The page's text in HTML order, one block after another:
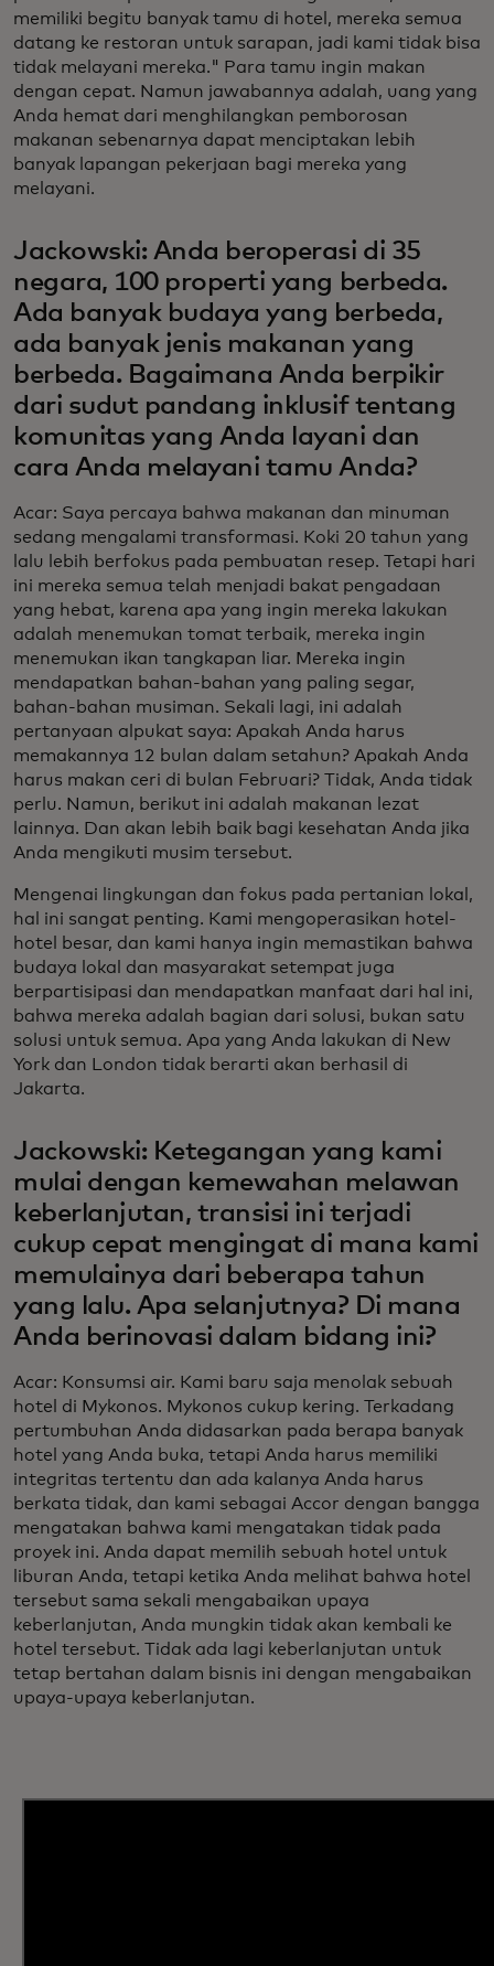
memiliki begitu banyak tamu di hotel, mereka semua
datang ke restoran untuk sarapan, jadi kami tidak bisa
tidak melayani mereka." Para tamu ingin makan
dengan cepat. Namun jawabannya adalah, uang yang
Anda hemat dari menghilangkan pemborosan
makanan sebenarnya dapat menciptakan lebih
banyak lapangan pekerjaan bagi mereka yang
melayani.
Jackowski: Anda beroperasi di 35
negara, 100 properti yang berbeda.
Ada banyak budaya yang berbeda,
ada banyak jenis makanan yang
berbeda. Bagaimana Anda berpikir
dari sudut pandang inklusif tentang
komunitas yang Anda layani dan
cara Anda melayani tamu Anda?
Acar: Saya percaya bahwa makanan dan minuman
sedang mengalami transformasi. Koki 20 tahun yang
lalu lebih berfokus pada pembuatan resep. Tetapi hari
ini mereka semua telah menjadi bakat pengadaan
yang hebat, karena apa yang ingin mereka lakukan
adalah menemukan tomat terbaik, mereka ingin
menemukan ikan tangkapan liar. Mereka ingin
mendapatkan bahan-bahan yang paling segar,
bahan-bahan musiman. Sekali lagi, ini adalah
pertanyaan alpukat saya: Apakah Anda harus
memakannya 12 bulan dalam setahun? Apakah Anda
harus makan ceri di bulan Februari? Tidak, Anda tidak
perlu. Namun, berikut ini adalah makanan lezat
lainnya. Dan akan lebih baik bagi kesehatan Anda jika
Anda mengikuti musim tersebut.
Mengenai lingkungan dan fokus pada pertanian lokal,
hal ini sangat penting. Kami mengoperasikan hotel-
hotel besar, dan kami hanya ingin memastikan bahwa
budaya lokal dan masyarakat setempat juga
berpartisipasi dan mendapatkan manfaat dari hal ini,
bahwa mereka adalah bagian dari solusi, bukan satu
solusi untuk semua. Apa yang Anda lakukan di New
York dan London tidak berarti akan berhasil di
Jakarta.
Jackowski: Ketegangan yang kami
mulai dengan kemewahan melawan
keberlanjutan, transisi ini terjadi
cukup cepat mengingat di mana kami
memulainya dari beberapa tahun
yang lalu. Apa selanjutnya? Di mana
Anda berinovasi dalam bidang ini?
Acar: Konsumsi air. Kami baru saja menolak sebuah
hotel di Mykonos. Mykonos cukup kering. Terkadang
pertumbuhan Anda didasarkan pada berapa banyak
hotel yang Anda buka, tetapi Anda harus memiliki
integritas tertentu dan ada kalanya Anda harus
berkata tidak, dan kami sebagai Accor dengan bangga
mengatakan bahwa kami mengatakan tidak pada
proyek ini. Anda dapat memilih sebuah hotel untuk
liburan Anda, tetapi ketika Anda melihat bahwa hotel
tersebut sama sekali mengabaikan upaya
keberlanjutan, Anda mungkin tidak akan kembali ke
hotel tersebut. Tidak ada lagi keberlanjutan untuk
tetap bertahan dalam bisnis ini dengan mengabaikan
upaya-upaya keberlanjutan.